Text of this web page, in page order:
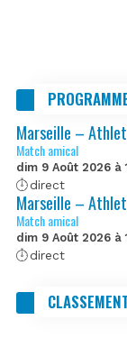
Marseille –
Match amical
dim 9 Août 2026 à
direct
Marseille –
Match amical
dim 9 Août 2026 à
direct